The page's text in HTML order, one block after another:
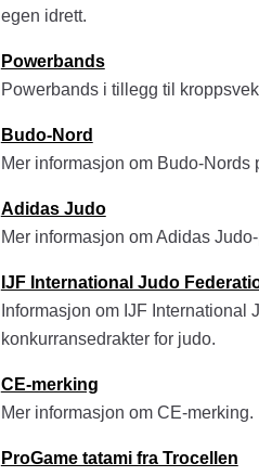
egen idrett.
Powerbands
Powerbands i tillegg til
Budo-Nord
Mer informasjon om Budo-Nords
Adidas Judo
Mer informasjon om Adidas
IJF International Judo
Informasjon om IJF
konkurransedrakter for judo.
CE-merking
Mer informasjon om CE-merking.
ProGame tatami fra Trocellen